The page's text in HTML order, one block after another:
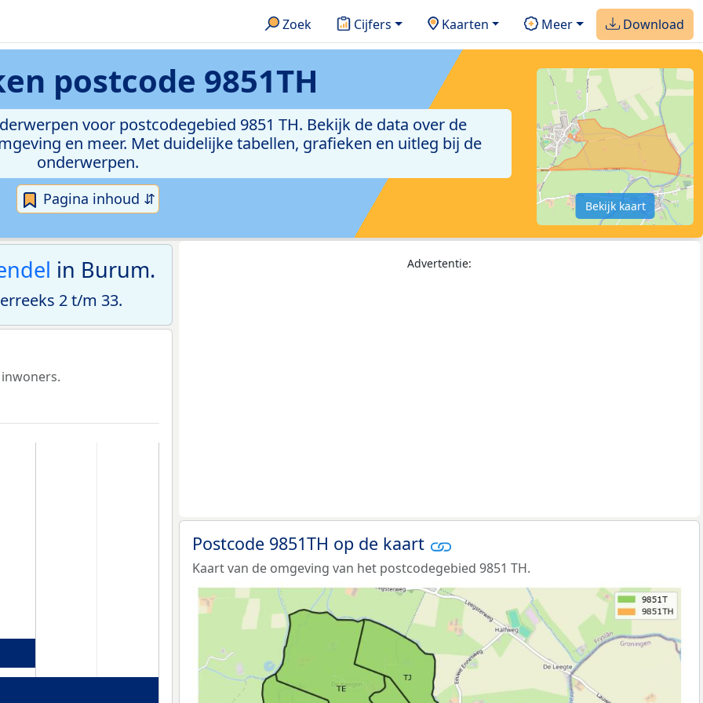
Zoek Cijfers Kaarten Meer Download
postcode 9851TH
voor postcodegebied 9851 TH. Bekijk de data over de
en meer. Met duidelijke tabellen, grafieken en uitleg bij de
onderwerpen.
Pagina inhoud ⇵ Bekijk kaart
in Burum.
2 t/m 33.
Advertentie:
Postcode 9851TH op de kaart
Kaart van de omgeving van het postcodegebied 9851 TH.